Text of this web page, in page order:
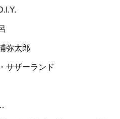
弥太郎
サザーランド